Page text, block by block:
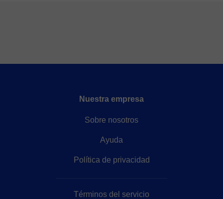
Nuestra empresa
Sobre nosotros
Ayuda
Política de privacidad
Términos del servicio